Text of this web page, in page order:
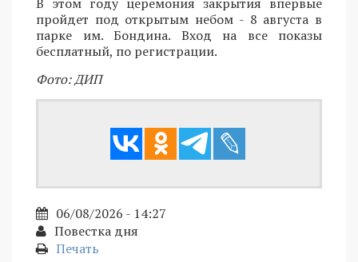
пройдет под открытым небом - 8 августа в
парке им. Бондина. Вход на все показы
бесплатный, по регистрации.
Фото: ДИП
06/08/2026 - 14:27
Повестка дня
Печать